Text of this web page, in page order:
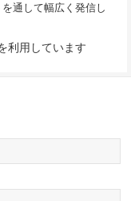
通して幅広く発信し
利用しています